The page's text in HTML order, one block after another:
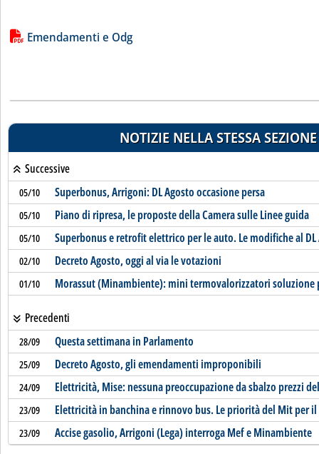
Lista allegati PDF alla notizia
Emendamenti e Odg
NOTIZIE NELLA STESSA SEZIONE
Successive
05/10 Superbonus, Arrigoni: DL Agosto occasione persa
05/10 Piano di ripresa, le proposte della Camera sulle Linee guida
05/10 Superbonus e retrofit elettrico per le auto. Le modifiche al
02/10 Decreto Agosto, oggi al via le votazioni
01/10 Morassut (Minambiente): mini termovalorizzatori soluzione
Precedenti
28/09 Questa settimana in Parlamento
25/09 Decreto Agosto, gli emendamenti improponibili
24/09 Elettricità, Mise: nessuna preoccupazione da sbalzo prezzi
23/09 Elettricità in banchina e rinnovo bus. Le priorità del Mit per
23/09 Accise gasolio, Arrigoni (Lega) interroga Mef e Minambiente